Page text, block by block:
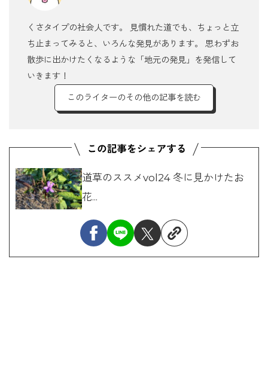
くさタイプの社会人です。 見慣れた道でも、ちょっと立
ち止まってみると、いろんな発見があります。 思わずお
散歩に出かけたくなるような「地元の発見」を発信して
いきます！
このライターのその他の記事を読む
道草のススメvol24 冬に見かけたお
花...